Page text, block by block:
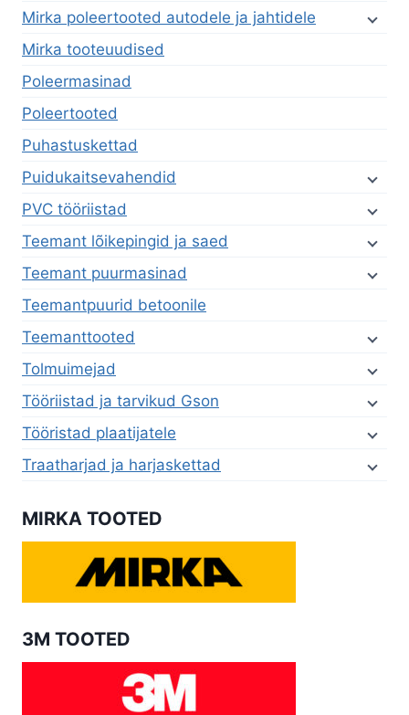
Mirka poleertooted autodele ja jahtidele
Mirka tooteuudised
Poleermasinad
Poleertooted
Puhastuskettad
Puidukaitsevahendid
PVC tööriistad
Teemant lõikepingid ja saed
Teemant puurmasinad
Teemantpuurid betoonile
Teemanttooted
Tolmuimejad
Tööriistad ja tarvikud Gson
Tööristad plaatijatele
Traatharjad ja harjaskettad
MIRKA TOOTED
3M TOOTED